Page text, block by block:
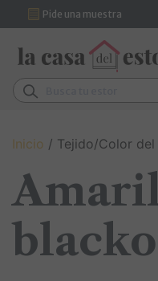
Pide una muestra
Pídenos asesoramiento
Saltar al contenido
Navegación principal
Buscar:
Inicio / Tejido/Color